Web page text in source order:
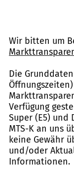
Wir bitten um
Die
Verfügung
Super (E5) und
MTS-K an uns
keine Gewähr
und/oder
Informationen.